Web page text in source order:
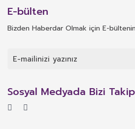
E-bülten
Bizden Haberdar Olmak için E-
Sosyal Medyada Bizi